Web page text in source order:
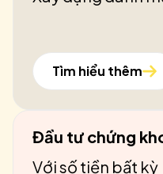
Tìm hiểu thêm
Đầu tư chứng
Với số tiền bất kỳ